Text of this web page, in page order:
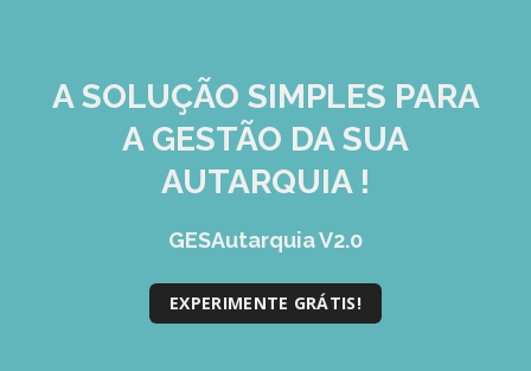
A SOLUÇÃO SIMPLES PARA
A GESTÃO DA SUA
AUTARQUIA !
GESAutarquia V2.0
EXPERIMENTE GRÁTIS!